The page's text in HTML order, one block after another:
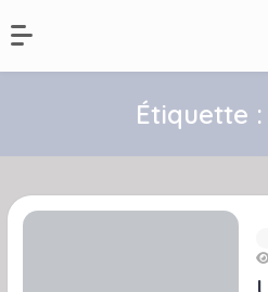
Étiquette :